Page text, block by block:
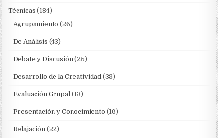
Técnicas (184)
Agrupamiento (26)
De Análisis (43)
Debate y Discusión (25)
Desarrollo de la Creatividad (38)
Evaluación Grupal (13)
Presentación y Conocimiento (16)
Relajación (22)